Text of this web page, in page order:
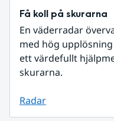
Få koll på skurarna
En väderradar
med hög
ett värdefullt
skurarna.
Radar